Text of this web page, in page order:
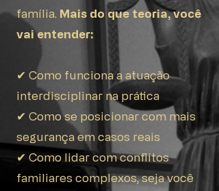
família. Mais do que teoria, você
vai entender:
✔ Como funciona a atuação
interdisciplinar na prática
✔ Como se posicionar com mais
segurança em casos reais
✔ Como lidar com conflitos
familiares complexos, seja você